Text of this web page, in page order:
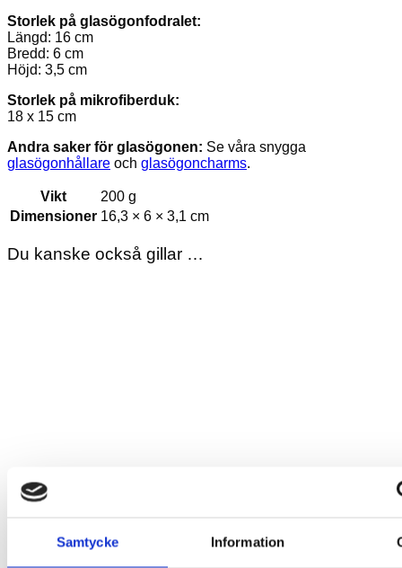
Samtycke Information
Storlek på glasögonfodralet:
Längd: 16 cm
Bredd: 6 cm
Höjd: 3,5 cm
Storlek på mikrofiberduk:
18 x 15 cm
Andra saker för glasögonen: Se våra snygga
glasögonhållare och glasögoncharms.
Vikt
200 g
Dimensioner 16,3 × 6 × 3,1 cm
Du kanske också gillar …